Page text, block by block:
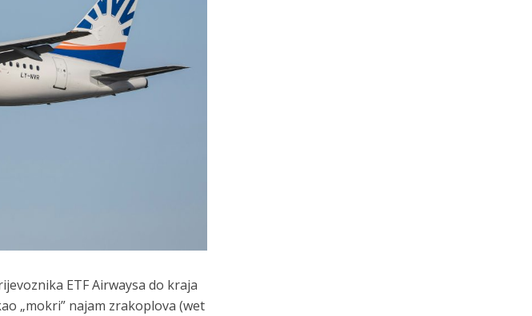
ETF Airwaysa do kraja
„mokri” najam zrakoplova (wet